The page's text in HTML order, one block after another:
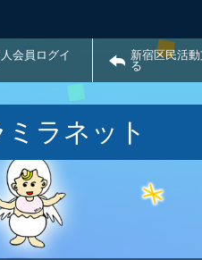
会員ログイ
新宿区民活
る
ラネット